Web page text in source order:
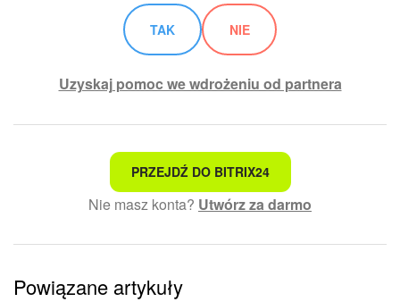
TAK NIE
Uzyskaj pomoc we wdrożeniu od partnera
To nie jest to, czego szukam
Skomplikowany i niezrozumiały tekst
Informacje są nieaktualne
Artykuł jest za krótki. Potrzebuję więcej informacji
PRZEJDŹ DO BITRIX24
Nie masz konta? Utwórz za darmo
Powiązane artykuły